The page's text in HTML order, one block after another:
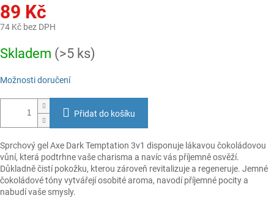
89 Kč
74 Kč bez DPH
cena:
Skladem (>5 ks)
Možnosti doručení
Přidat do košíku
Sprchový gel Axe Dark Temptation 3v1 disponuje lákavou čokoládovou
vůní, která podtrhne vaše charisma a navíc vás příjemně osvěží.
Důkladně čistí pokožku, kterou zároveň revitalizuje a regeneruje. Jemné
čokoládové tóny vytvářejí osobité aroma, navodí příjemné pocity a
nabudí vaše smysly.